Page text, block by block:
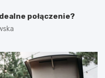
połączenie?